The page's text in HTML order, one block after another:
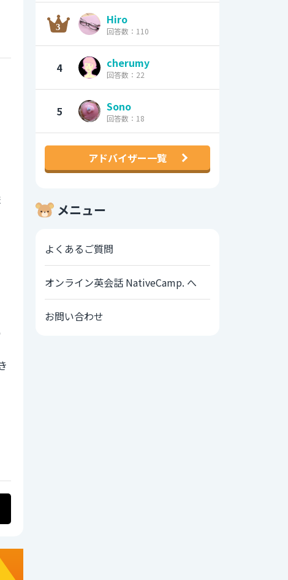
Hiro
回答数：110
4 cherumy
回答数：22
5 Sono
回答数：18
アドバイザー一覧
メニュー
よくあるご質問
オンライン英会話 NativeCamp. へ
お問い合わせ